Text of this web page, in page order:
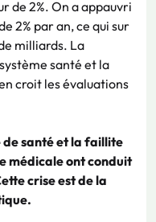
de 2%. On a appauvri
2% par an, ce qui sur
milliards. La
santé et la
croit les évaluations
de santé et la faillite
médicale ont conduit
crise est de la